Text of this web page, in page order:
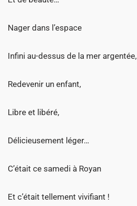
Nager dans l’espace
Infini au-dessus de la mer argentée,
Redevenir un enfant,
Libre et libéré,
Délicieusement léger…
C’était ce samedi à Royan
Et c’était tellement vivifiant !